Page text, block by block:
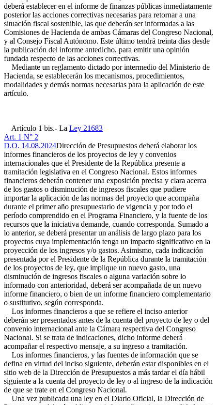
deberá establecer en el informe de finanzas públicas inmediatamente
posterior las acciones correctivas necesarias para retornar a una
situación fiscal sostenible, las que deberán ser informadas a las
Comisiones de Hacienda de ambas Cámaras del Congreso Nacional,
y al Consejo Fiscal Autónomo. Este último tendrá treinta días desde
la publicación del informe antedicho, para emitir una opinión
fundada respecto de las acciones correctivas.
Mediante un reglamento dictado por intermedio del Ministerio de
Hacienda, se establecerán los mecanismos, procedimientos,
modalidades y demás normas necesarias para la aplicación de este
artículo.
Artículo 1 bis.- La Ley 21683
Art. 1 N° 2
D.O. 14.08.2024Dirección de Presupuestos deberá elaborar los
informes financieros de los proyectos de ley y convenios
internacionales que el Presidente de la República presente a
tramitación legislativa en el Congreso Nacional. Estos informes
financieros deberán contener una exposición precisa y clara acerca
de los gastos o disminución de ingresos fiscales que pudiere
importar la aplicación de las normas del proyecto que acompaña
durante el primer año presupuestario de vigencia y por todo el
período comprendido en el Programa Financiero, y la fuente de los
recursos que la iniciativa demande, cuando corresponda. Sumado a
lo anterior, se deberá presentar un análisis de largo plazo para los
proyectos cuya implementación tenga un impacto significativo en la
proyección de los ingresos y/o gastos. Asimismo, cada indicación
presentada por el Presidente de la República durante la tramitación
de los proyectos de ley, que implique un nuevo gasto, una
disminución de ingresos fiscales o alguna variación sobre lo
informado con anterioridad, deberá ser acompañada de un nuevo
informe financiero, o bien de un informe financiero complementario
o sustitutivo, según corresponda.
Los informes financieros a que se refiere el inciso anterior
deberán ser presentados antes de la cuenta del proyecto de ley o del
convenio internacional ante la Cámara respectiva del Congreso
Nacional. Si se trata de indicaciones, dicho informe deberá
acompañar el respectivo mensaje, a su ingreso a tramitación.
Los informes financieros, y las fuentes de información que se
defina en virtud del inciso siguiente, deberán estar disponibles en el
sitio web de la Dirección de Presupuestos a más tardar el día hábil
siguiente a la cuenta del proyecto de ley o al ingreso de la indicación
de que se trate en el Congreso Nacional.
Una vez publicada una ley en el Diario Oficial, la Dirección de